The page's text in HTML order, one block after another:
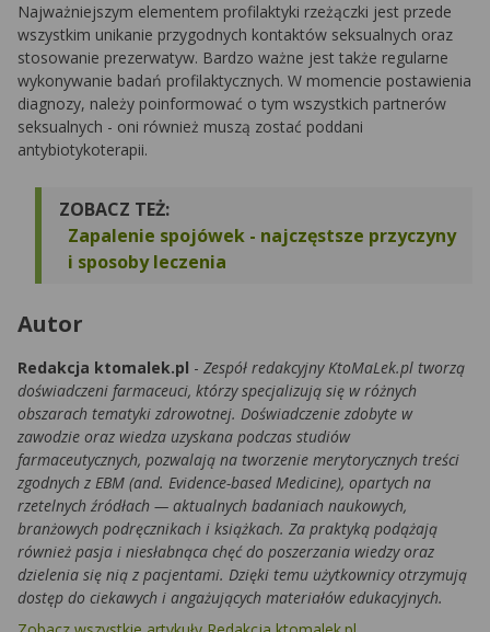
Najważniejszym elementem profilaktyki rzeżączki jest przede
wszystkim unikanie przygodnych kontaktów seksualnych oraz
stosowanie prezerwatyw. Bardzo ważne jest także regularne
wykonywanie badań profilaktycznych. W momencie postawienia
diagnozy, należy poinformować o tym wszystkich partnerów
seksualnych - oni również muszą zostać poddani
antybiotykoterapii.
ZOBACZ TEŻ:
Zapalenie spojówek - najczęstsze przyczyny
i sposoby leczenia
Autor
Redakcja ktomalek.pl - Zespół redakcyjny KtoMaLek.pl tworzą
doświadczeni farmaceuci, którzy specjalizują się w różnych
obszarach tematyki zdrowotnej. Doświadczenie zdobyte w
zawodzie oraz wiedza uzyskana podczas studiów
farmaceutycznych, pozwalają na tworzenie merytorycznych treści
zgodnych z EBM (and. Evidence-based Medicine), opartych na
rzetelnych źródłach — aktualnych badaniach naukowych,
branżowych podręcznikach i książkach. Za praktyką podążają
również pasja i niesłabnąca chęć do poszerzania wiedzy oraz
dzielenia się nią z pacjentami. Dzięki temu użytkownicy otrzymują
dostęp do ciekawych i angażujących materiałów edukacyjnych.